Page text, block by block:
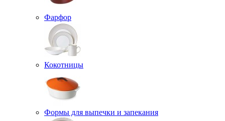
Фарфор
Кокотницы
Формы для выпечки и запекания